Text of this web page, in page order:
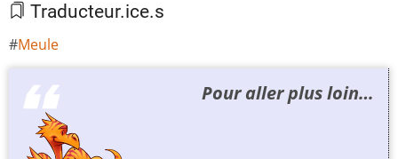
Traducteur.ice.s
Meule
Pour aller plus loin…